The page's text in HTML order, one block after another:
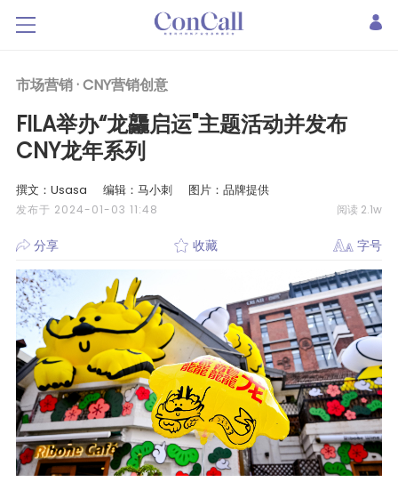
市场营销 ·CNY营销创意
FILA举办“龙龘启运"主题活动并发布
CNY龙年系列
撰文：Usasa 编辑：马小刺 图片：品牌提供
发布于 2024-01-03 11:48 阅读 2.1w
分享 收藏 字号